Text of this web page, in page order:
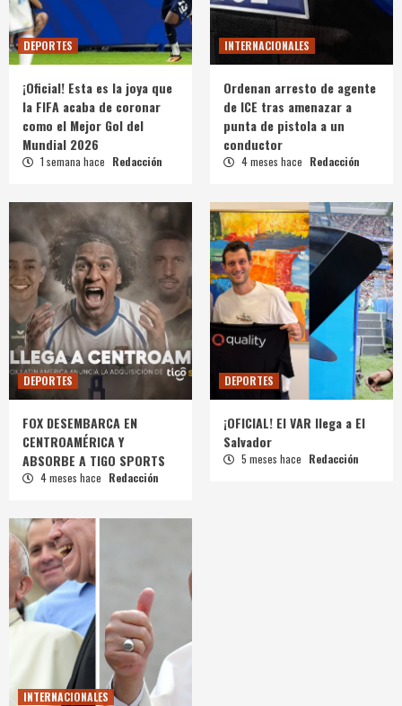
DEPORTES
¡Oficial! Esta es la joya que
la FIFA acaba de coronar
como el Mejor Gol del
Mundial 2026
1 semana hace Redacción
INTERNACIONALES
Ordenan arresto de agente
de ICE tras amenazar a
punta de pistola a un
conductor
4 meses hace Redacción
DEPORTES
FOX DESEMBARCA EN
CENTROAMÉRICA Y
ABSORBE A TIGO SPORTS
4 meses hace Redacción
DEPORTES
¡OFICIAL! El VAR llega a El
Salvador
5 meses hace Redacción
INTERNACIONALES